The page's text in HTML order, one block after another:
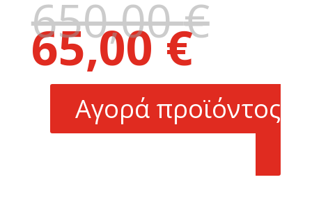
650,00€Original
65,00€Η
τιμή
είναι:
65,00 €.
Αγορά προϊόντος